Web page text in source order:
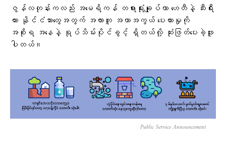
ဇွန်လတုန်းကလည်း အမေရိကန် တရားရုံးချုပ်ဟာ ဟေတီနဲ့ ဆီးရီး
ယား နိုင်ငံသားတွေအတွက် အလားတူ အကာအကွယ် ပေးထားမှုကို
အစိုးရ အနေနဲ့ ရုပ်သိမ်းပိုင်ခွင့် ရှိတယ်လို့ ဆုံးဖြတ်ပေးခဲ့ဖူး
ပါတယ်။
Public Service Announcement